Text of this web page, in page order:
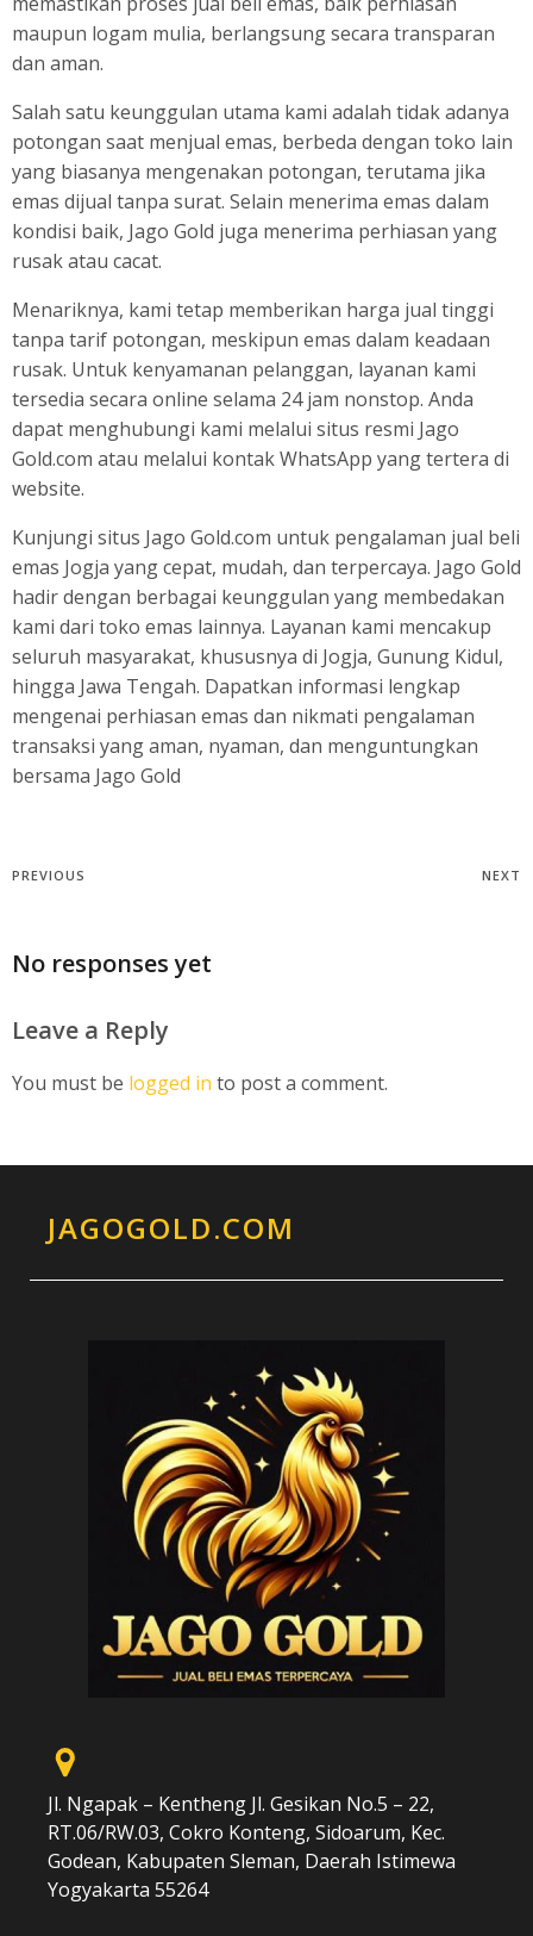
maupun logam mulia, berlangsung secara transparan
dan aman.
Salah satu keunggulan utama kami adalah tidak adanya
potongan saat menjual emas, berbeda dengan toko lain
yang biasanya mengenakan potongan, terutama jika
emas dijual tanpa surat. Selain menerima emas dalam
kondisi baik, Jago Gold juga menerima perhiasan yang
rusak atau cacat.
Menariknya, kami tetap memberikan harga jual tinggi
tanpa tarif potongan, meskipun emas dalam keadaan
rusak. Untuk kenyamanan pelanggan, layanan kami
tersedia secara online selama 24 jam nonstop. Anda
dapat menghubungi kami melalui situs resmi Jago
Gold.com atau melalui kontak WhatsApp yang tertera di
website.
Kunjungi situs Jago Gold.com untuk pengalaman jual beli
emas Jogja yang cepat, mudah, dan terpercaya. Jago Gold
hadir dengan berbagai keunggulan yang membedakan
kami dari toko emas lainnya. Layanan kami mencakup
seluruh masyarakat, khususnya di Jogja, Gunung Kidul,
hingga Jawa Tengah. Dapatkan informasi lengkap
mengenai perhiasan emas dan nikmati pengalaman
transaksi yang aman, nyaman, dan menguntungkan
bersama Jago Gold
PREVIOUS NEXT
No responses yet
Leave a Reply
You must be logged in to post a comment.
JAGOGOLD.COM
Jl. Ngapak – Kentheng Jl. Gesikan No.5 – 22,
RT.06/RW.03, Cokro Konteng, Sidoarum, Kec.
Godean, Kabupaten Sleman, Daerah Istimewa
Yogyakarta 55264